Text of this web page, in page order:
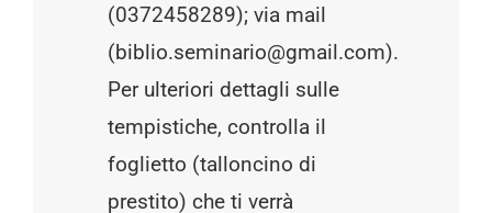
(0372458289); via mail
(biblio.seminario@gmail.com).
Per ulteriori dettagli sulle
tempistiche, controlla il
foglietto (talloncino di
prestito) che ti verrà